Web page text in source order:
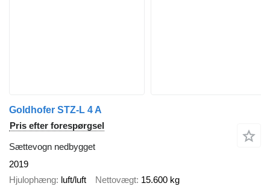
Goldhofer STZ-L 4 A
Pris efter forespørgsel
Sættevogn nedbygget
2019
Hjulophæng luft/luft Nettovægt 15.600 kg